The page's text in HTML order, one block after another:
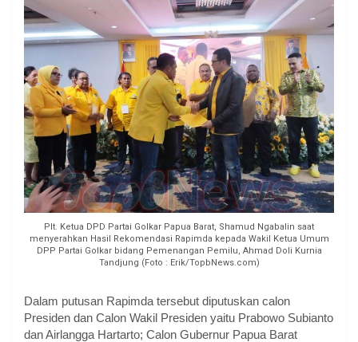
Plt. Ketua DPD Partai Golkar Papua Barat, Shamud Ngabalin saat
menyerahkan Hasil Rekomendasi Rapimda kepada Wakil Ketua Umum
DPP Partai Golkar bidang Pemenangan Pemilu, Ahmad Doli Kurnia
Tandjung (Foto : Erik/TopbNews.com)
Dalam putusan Rapimda tersebut diputuskan calon
Presiden dan Calon Wakil Presiden yaitu Prabowo Subianto
dan Airlangga Hartarto; Calon Gubernur Papua Barat